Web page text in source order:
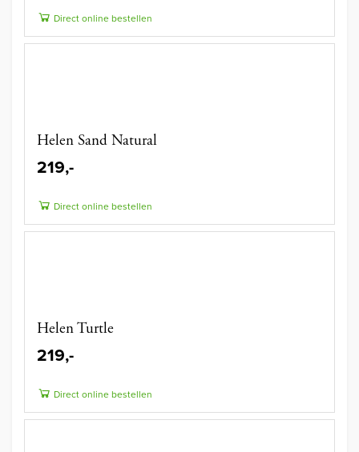
Direct online bestellen
Helen Sand Natural
219,-
Direct online bestellen
Helen Turtle
219,-
Direct online bestellen